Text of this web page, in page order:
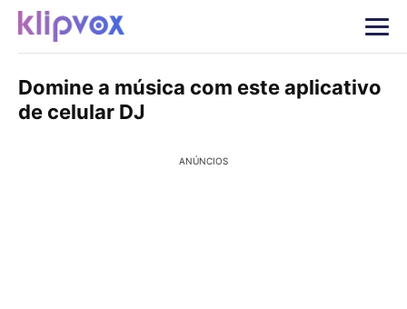
Domine a música com este aplicativo
de celular DJ
ANÚNCIOS